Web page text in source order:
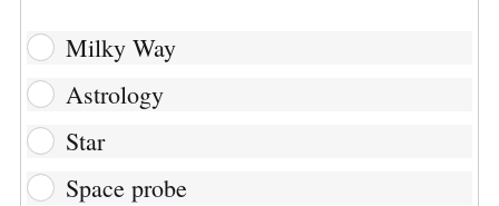
Milky Way
Astrology
Star
Space probe